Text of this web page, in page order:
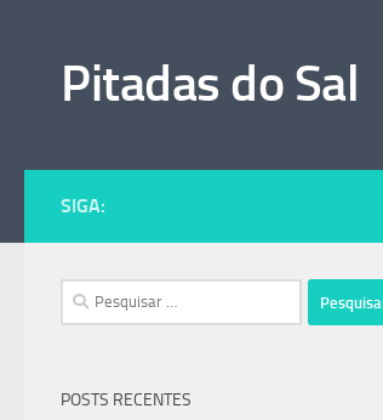
Pitadas do Sal
SIGA:
Pesquisar
por:
POSTS RECENTES